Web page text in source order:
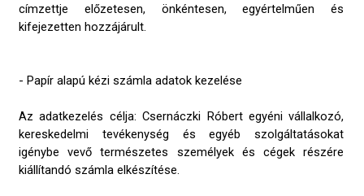
címzettje előzetesen, önkéntesen, egyértelműen és
kifejezetten hozzájárult.
- Papír alapú kézi számla adatok kezelése
Az adatkezelés célja: Csernáczki Róbert egyéni vállalkozó,
kereskedelmi tevékenység és egyéb szolgáltatásokat
igénybe vevő természetes személyek és cégek részére
kiállítandó számla elkészítése.